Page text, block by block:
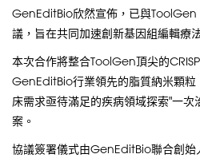
GenEditBio欣然宣佈，已與
議，旨在共同加速創新基因組編輯療
本次合作將整合ToolGen頂尖的
GenEditBio行業領先的脂質納米顆粒
床需求亟待滿足的疾病領域探索"一次
案。
協議簽署儀式由GenEditBio聯合創始